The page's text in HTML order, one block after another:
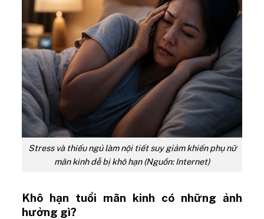
Stress và thiếu ngủ làm nội tiết suy giảm khiến phụ nữ
mãn kinh dễ bị khô hạn (Nguồn: Internet)
Khô hạn tuổi mãn kinh có những ảnh
hưởng gì?